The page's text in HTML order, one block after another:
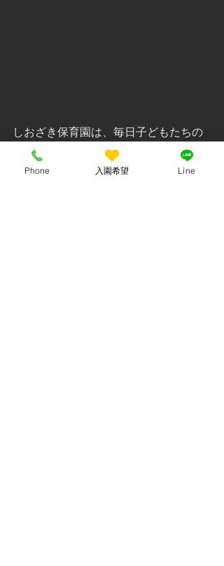
しおざき保育園は、毎日子どもたちの
可愛い笑顔と元気な声で溢れています
Phone 入園希望 Line